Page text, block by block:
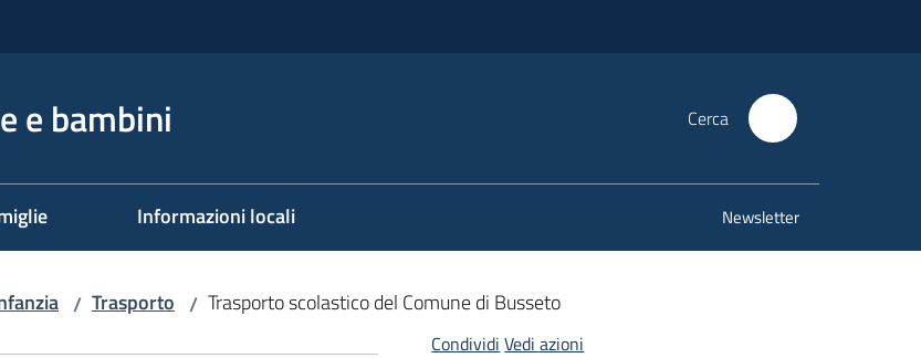
e bambini Cerca
Informazioni locali Newsletter
/ Trasporto / Trasporto scolastico del Comune di Busseto
Condividi Vedi azioni